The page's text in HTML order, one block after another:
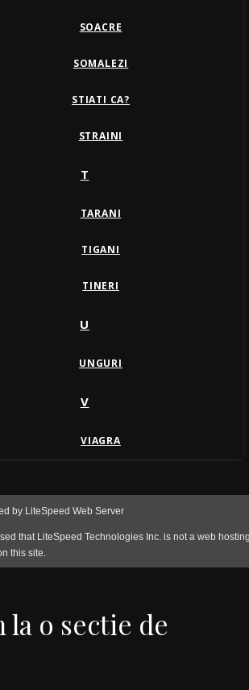
SOACRE
SOMALEZI
STIATI CA?
STRAINI
T
TARANI
TIGANI
TINERI
U
UNGURI
V
VIAGRA
la o sectie de